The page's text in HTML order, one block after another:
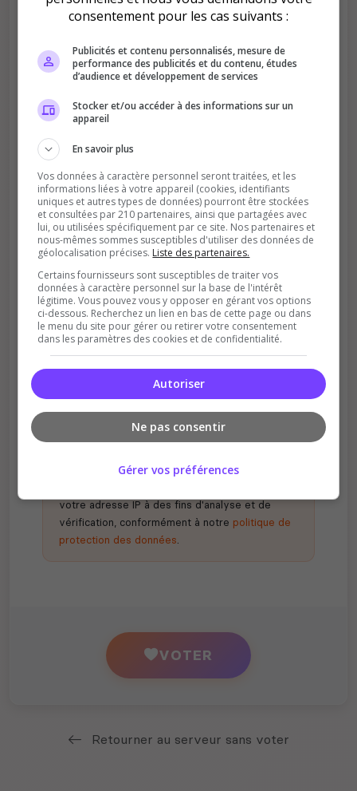
Votre vote aide le serveur à monter dans le
classement
Soutient la communauté
Plus de visibilité = plus de joueurs
Récompenses possibles
Certains serveurs offrent des bonus aux
votre adresse IP à des fins d'analyse et de
vérification, conformément à notre politique de
protection des données.
VOTER
Retourner au serveur sans voter
consentement pour les cas suivants :
Publicités et contenu personnalisés, mesure de
performance des publicités et du contenu, études
d’audience et développement de services
Stocker et/ou accéder à des informations sur un
appareil
En savoir plus
Vos données à caractère personnel seront traitées, et les
informations liées à votre appareil (cookies, identifiants
uniques et autres types de données) pourront être stockées
et consultées par 210 partenaires, ainsi que partagées avec
lui, ou utilisées spécifiquement par ce site. Nos partenaires et
nous-mêmes sommes susceptibles d'utiliser des données de
géolocalisation précises. Liste des partenaires.
Certains fournisseurs sont susceptibles de traiter vos
données à caractère personnel sur la base de l'intérêt
légitime. Vous pouvez vous y opposer en gérant vos options
ci-dessous. Recherchez un lien en bas de cette page ou dans
le menu du site pour gérer ou retirer votre consentement
dans les paramètres des cookies et de confidentialité.
Autoriser
Ne pas consentir
Gérer vos préférences